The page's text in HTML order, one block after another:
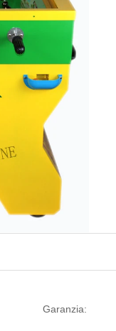
Garanzia: